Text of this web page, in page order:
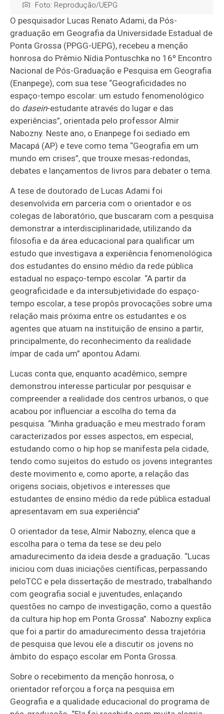
Foto: Reprodução/UEPG
O pesquisador Lucas Renato Adami, da Pós-
graduação em Geografia da Universidade Estadual de
Ponta Grossa (PPGG-UEPG), recebeu a menção
honrosa do Prêmio Nídia Pontuschka no 16º Encontro
Nacional de Pós-Graduação e Pesquisa em Geografia
(Enanpege), com sua tese “Geograficidades no
espaço-tempo escolar: um estudo fenomenológico
do dasein-estudante através do lugar e das
experiências”, orientada pelo professor Almir
Nabozny. Neste ano, o Enanpege foi sediado em
Macapá (AP) e teve como tema “Geografia em um
mundo em crises”, que trouxe mesas-redondas,
debates e lançamentos de livros para debater o tema.
A tese de doutorado de Lucas Adami foi
desenvolvida em parceria com o orientador e os
colegas de laboratório, que buscaram com a pesquisa
demonstrar a interdisciplinaridade, utilizando da
filosofia e da área educacional para qualificar um
estudo que investigava a experiência fenomenológica
dos estudantes do ensino médio da rede pública
estadual no espaço-tempo escolar. “A partir da
geograficidade e da intersubjetividade do espaço-
tempo escolar, a tese propôs provocações sobre uma
relação mais próxima entre os estudantes e os
agentes que atuam na instituição de ensino a partir,
principalmente, do reconhecimento da realidade
ímpar de cada um” apontou Adami.
Lucas conta que, enquanto acadêmico, sempre
demonstrou interesse particular por pesquisar e
compreender a realidade dos centros urbanos, o que
acabou por influenciar a escolha do tema da
pesquisa. “Minha graduação e meu mestrado foram
caracterizados por esses aspectos, em especial,
estudando como o hip hop se manifesta pela cidade,
tendo como sujeitos do estudo os jovens integrantes
deste movimento e, como aporte, a relação das
origens sociais, objetivos e interesses que
estudantes de ensino médio da rede pública estadual
apresentavam em sua experiência”
O orientador da tese, Almir Nabozny, elenca que a
escolha para o tema da tese se deu pelo
amadurecimento da ideia desde a graduação. “Lucas
iniciou com duas iniciações científicas, perpassando
peloTCC e pela dissertação de mestrado, trabalhando
com geografia social e juventudes, enlaçando
questões no campo de investigação, como a questão
da cultura hip hop em Ponta Grossa”. Nabozny explica
que foi a partir do amadurecimento dessa trajetória
de pesquisa que levou ele a discutir os jovens no
âmbito do espaço escolar em Ponta Grossa.
Sobre o recebimento da menção honrosa, o
orientador reforçou a força na pesquisa em
Geografia e a qualidade educacional do programa de